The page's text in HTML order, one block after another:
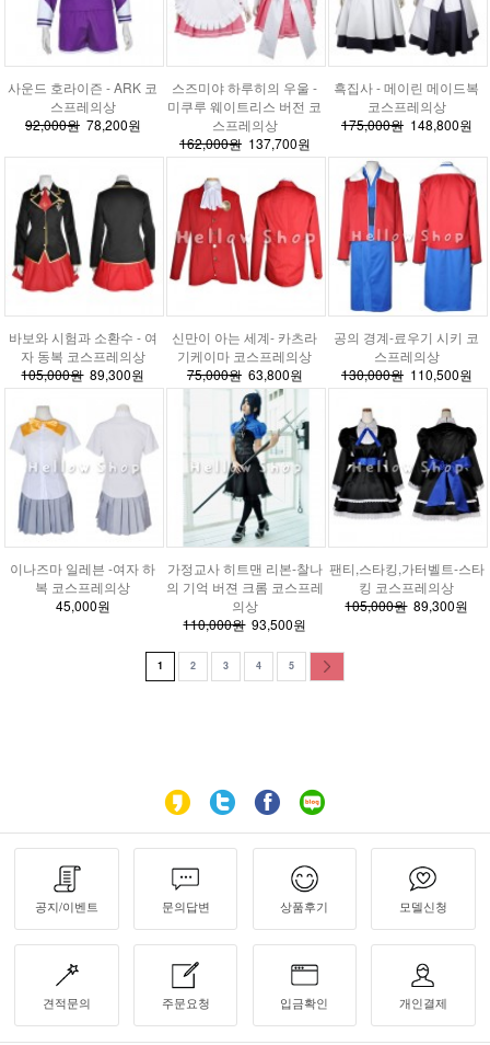
사운드 호라이즌 - ARK 코
스프레의상
92,000원78,200원
스즈미야 하루히의 우울 -
미쿠루 웨이트리스 버전 코
스프레의상
162,000원137,700원
흑집사 - 메이린 메이드복
코스프레의상
175,000원148,800원
바보와 시험과 소환수 - 여
자 동복 코스프레의상
105,000원89,300원
신만이 아는 세계- 카츠라
기케이마 코스프레의상
75,000원63,800원
공의 경계-료우기 시키 코
스프레의상
130,000원110,500원
이나즈마 일레븐 -여자 하
복 코스프레의상
45,000원
가정교사 히트맨 리본-찰나
의 기억 버젼 크롬 코스프레
의상
110,000원93,500원
팬티,스타킹,가터벨트-스타
킹 코스프레의상
105,000원89,300원
1 2 3 4 5
공지/이벤트 문의답변 상품후기 모델신청
견적문의 주문요청 입금확인 개인결제